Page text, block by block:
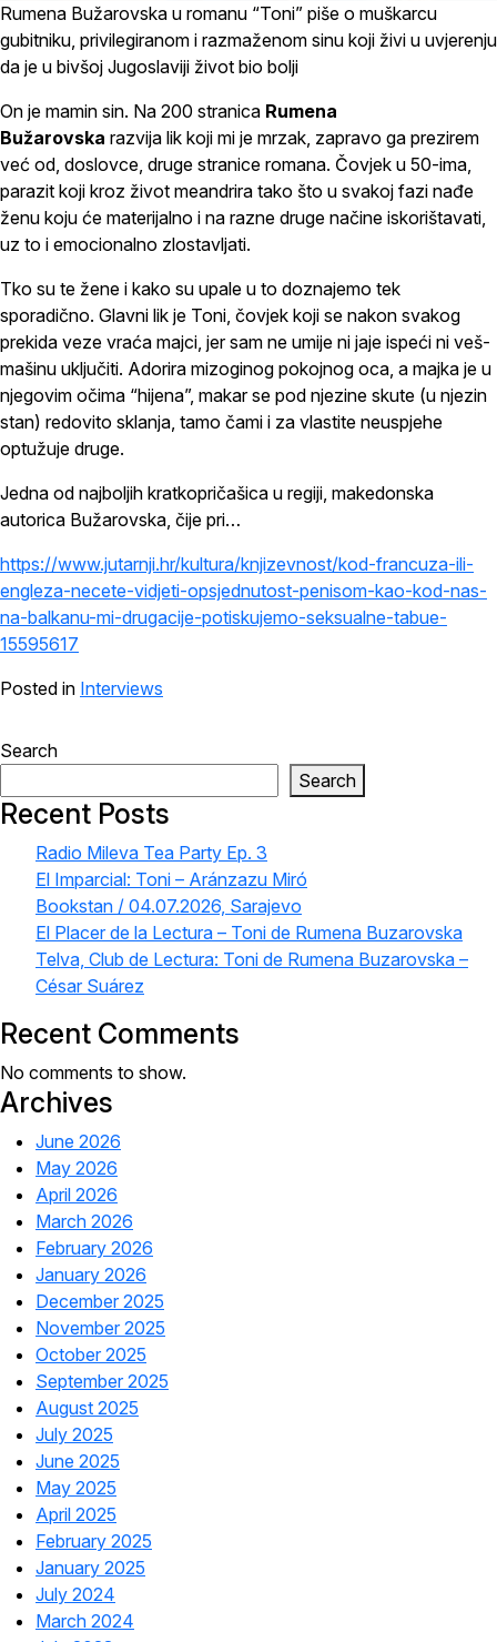
Rumena Bužarovska u romanu “Toni” piše o muškarcu
gubitniku, privilegiranom i razmaženom sinu koji živi u uvjerenju
da je u bivšoj Jugoslaviji život bio bolji
On je mamin sin. Na 200 stranica Rumena
Bužarovska razvija lik koji mi je mrzak, zapravo ga prezirem
već od, doslovce, druge stranice romana. Čovjek u 50-ima,
parazit koji kroz život meandrira tako što u svakoj fazi nađe
ženu koju će materijalno i na razne druge načine iskorištavati,
uz to i emocionalno zlostavljati.
Tko su te žene i kako su upale u to doznajemo tek
sporadično. Glavni lik je Toni, čovjek koji se nakon svakog
prekida veze vraća majci, jer sam ne umije ni jaje ispeći ni veš-
mašinu uključiti. Adorira mizoginog pokojnog oca, a majka je u
njegovim očima “hijena”, makar se pod njezine skute (u njezin
stan) redovito sklanja, tamo čami i za vlastite neuspjehe
optužuje druge.
Jedna od najboljih kratkopričašica u regiji, makedonska
autorica Bužarovska, čije pri…
https://www.jutarnji.hr/kultura/knjizevnost/kod-francuza-ili-
engleza-necete-vidjeti-opsjednutost-penisom-kao-kod-nas-
na-balkanu-mi-drugacije-potiskujemo-seksualne-tabue-
15595617
Posted in Interviews
Search
Search
Recent Posts
Radio Mileva Tea Party Ep. 3
El Imparcial: Toni – Aránzazu Miró
Bookstan / 04.07.2026, Sarajevo
El Placer de la Lectura – Toni de Rumena Buzarovska
Telva, Club de Lectura: Toni de Rumena Buzarovska –
César Suárez
Recent Comments
No comments to show.
Archives
June 2026
May 2026
April 2026
March 2026
February 2026
January 2026
December 2025
November 2025
October 2025
September 2025
August 2025
July 2025
June 2025
May 2025
April 2025
February 2025
January 2025
July 2024
March 2024